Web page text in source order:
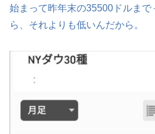
始まって昨年末の35500ドルま
ら、それよりも低いんだから。